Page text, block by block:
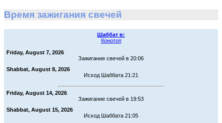
Время зажигания свечей
Шаббат в:
Конотоп
Friday, August 7, 2026
Зажигание свечей в 20:06
Shabbat, August 8, 2026
Исход Шаббата 21:21
Friday, August 14, 2026
Зажигание свечей в 19:53
Shabbat, August 15, 2026
Исход Шаббата 21:05